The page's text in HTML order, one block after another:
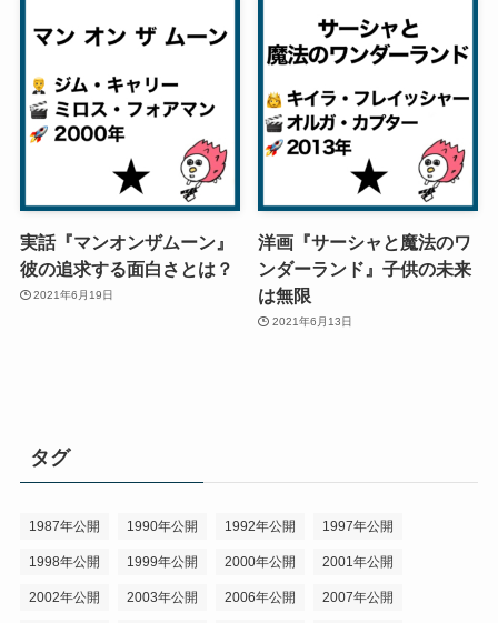
実話『マンオンザムーン』
彼の追求する面白さとは？
2021年6月19日
洋画『サーシャと魔法のワ
ンダーランド』子供の未来
は無限
2021年6月13日
タグ
1987年公開 1990年公開 1992年公開 1997年公開
1998年公開 1999年公開 2000年公開 2001年公開
2002年公開 2003年公開 2006年公開 2007年公開